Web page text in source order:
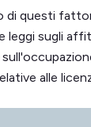
di questi
leggi sugli
alle